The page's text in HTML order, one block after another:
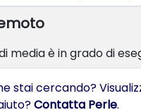
media è in grado di
stai cercando?
Contatta Perle.